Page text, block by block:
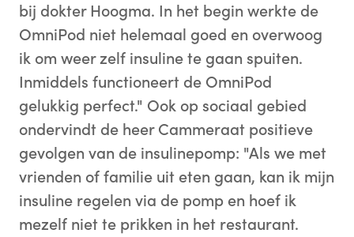
bij dokter Hoogma. In het begin werkte de
OmniPod niet helemaal goed en overwoog
ik om weer zelf insuline te gaan spuiten.
Inmiddels functioneert de OmniPod
gelukkig perfect." Ook op sociaal gebied
ondervindt de heer Cammeraat positieve
gevolgen van de insulinepomp: "Als we met
vrienden of familie uit eten gaan, kan ik mijn
insuline regelen via de pomp en hoef ik
mezelf niet te prikken in het restaurant.